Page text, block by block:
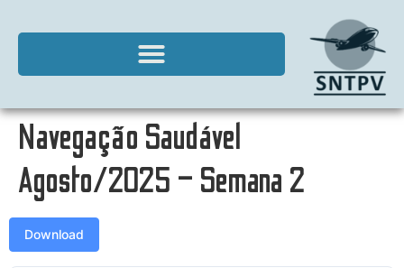
Navegação Saudável
Agosto/2025 – Semana 2
Download